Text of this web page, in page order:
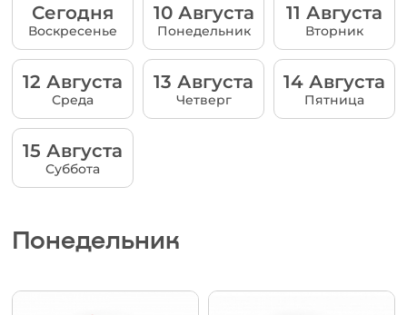
Сегодня
Воскресенье
10 Августа
Понедельник
11 Августа
Вторник
12 Августа
Среда
13 Августа
Четверг
14 Августа
Пятница
15 Августа
Суббота
Понедельник